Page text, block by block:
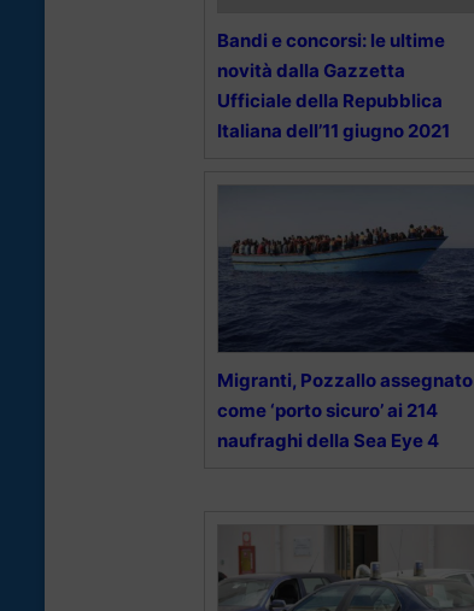
Bandi e concorsi: le ultime
novità dalla Gazzetta
Ufficiale della Repubblica
Italiana dell’11 giugno 2021
Migranti, Pozzallo assegnato
come ‘porto sicuro’ ai 214
naufraghi della Sea Eye 4